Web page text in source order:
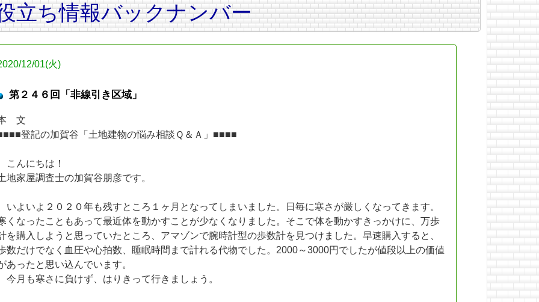
立ち情報バックナンバー
12/01(火)
第２４６回「非線引き区域」
文
登記の加賀谷「土地建物の悩み相談Ｑ＆Ａ」■■■■
んにちは！
地家屋調査士の加賀谷朋彦です。
よいよ２０２０年も残すところ１ヶ月となってしまいました。日毎に寒さが厳しくなってきます。
くなったこともあって最近体を動かすことが少なくなりました。そこで体を動かすきっかけに、万歩
を購入しようと思っていたところ、アマゾンで腕時計型の歩数計を見つけました。早速購入すると、
数だけでなく血圧や心拍数、睡眠時間まで計れる代物でした。2000～3000円でしたが値段以上の価値
あったと思い込んでいます。
月も寒さに負けず、はりきって行きましょう。